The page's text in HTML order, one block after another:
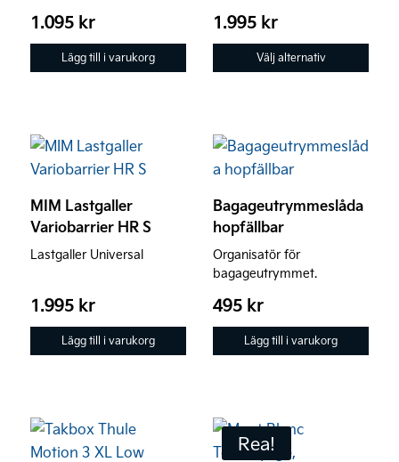
1.095 kr
Lägg till i varukorg
1.995 kr
Välj alternativ
produktsidan
MIM Lastgaller
Variobarrier HR S
Lastgaller Universal
1.995 kr
Lägg till i varukorg
Bagageutrymmeslåda
hopfällbar
Organisatör för
bagageutrymmet.
495 kr
Lägg till i varukorg
Den
här
Rea!
Den
här